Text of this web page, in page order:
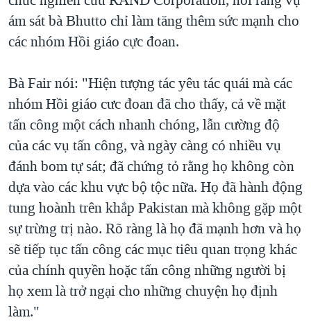
ám sát bà Bhutto chỉ làm tăng thêm sức mạnh cho
các nhóm Hồi giáo cực đoan.
Bà Fair nói: "Hiện tượng tác yêu tác quái mà các
nhóm Hồi giáo cưc đoan đã cho thấy, cả về mặt
tấn công một cách nhanh chóng, lẫn cường độ
của các vụ tấn công, và ngày càng có nhiều vụ
đánh bom tự sát; đã chứng tỏ rằng họ không còn
dựa vào các khu vực bộ tộc nữa. Họ đã hành động
tung hoành trên khắp Pakistan mà không gặp một
sự trừng trị nào. Rõ ràng là họ đã mạnh hơn và họ
sẽ tiếp tục tấn công các mục tiêu quan trọng khác
của chính quyền hoặc tấn công những người bị
họ xem là trở ngại cho những chuyện họ định
làm."